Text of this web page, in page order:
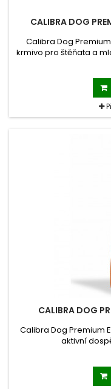
CALIBRA DOG
Calibra Dog
krmivo pro štěňata a
CALIBRA DOG
Calibra Dog Premium
aktivní